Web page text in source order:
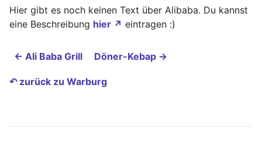
Hier gibt es noch keinen Text über Alibaba. Du kannst
eine Beschreibung hier ↗ eintragen :)
← Ali Baba Grill Döner-Kebap →
↶ zurück zu Warburg